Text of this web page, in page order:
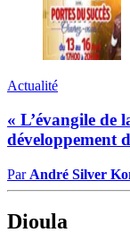
Actualité
« L’évangile de
développement
Par André Silver
Dioula